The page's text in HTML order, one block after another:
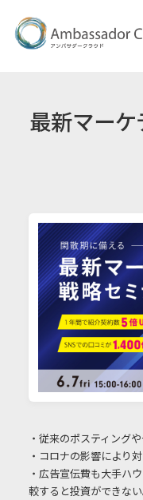
最新マー
・従来のポスティング
・コロナの影響により
・広告宣伝費も大手ハ
較すると投資ができない